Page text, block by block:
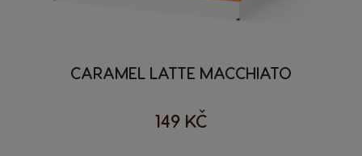
CARAMEL LATTE MACCHIATO
149 KČ